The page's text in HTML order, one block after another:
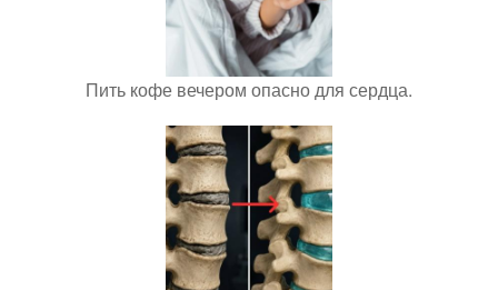
Пить кофе вечером опасно для сердца.